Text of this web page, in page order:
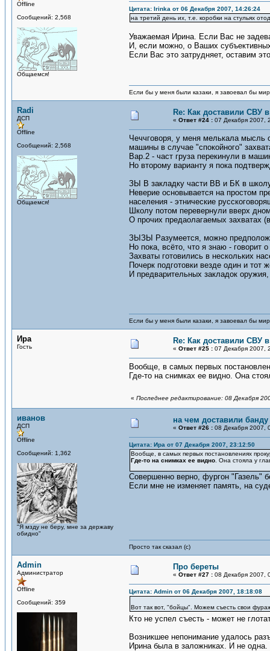
Offline
Сообщений: 2,568
Общаемся!
Цитата: Irinka от 06 Декабря 2007, 14:26:24
на третий день их, т.е. коробки на стульях
Уважаемая Ирина. Если Вас не
И, если можно, о Ваших
Если Вас это затрудняет, оставим
Если бы у меня были казаки, я завоевал бы
Radi
ДСП
Offline
Сообщений: 2,568
Общаемся!
Re: Как доставили СВУ
« Ответ #24 : 07 Декабря 2007,
Чеччговоря, у меня мелькала мысль
машины в случае "спокойного"
Вар.2 - част груза перекинули в
Но второму варианту я пока
ЗЫ В закладку части ВВ и БК в
Неверие основывается на простом
населения - этнические
Школу потом перевернули вверх
О прочих предаолагаемых захватах
ЗЫЗЫ Разумеется, можно
Но пока, всёто, что я знаю - говорит
Захваты готовились в нескольких
Почерк подготовки везде один и
И предварительных закладок
Если бы у меня были казаки, я завоевал бы
Ира
Гость
Re: Как доставили СВУ
« Ответ #25 : 07 Декабря 2007,
Вообще, в самых первых
Где-то на снимках ее видно. Она
« Последнее редактирование: 08 Декабря
иванов
ДСП
Offline
Сообщений: 1,362
"Я мзду не беру, мне за державу
обидно"
на чем доставили банду
« Ответ #26 : 08 Декабря 2007,
Цитата: Ира от 07 Декабря 2007, 23:12:50
Вообще, в самых первых постановлениях
Где-то на снимках ее видно . Она стояла у
Совершенно верно, фургон "Газель"
Если мне не изменяет память, на
Просто так сказал (с)
Admin
Администратор
Offline
Сообщений: 359
Про береты
« Ответ #27 : 08 Декабря 2007,
Цитата: Admin от 06 Декабря 2007, 18:18:08
Вот так вот, "бойцы". Можем съесть свои
Кто не успел съесть - может не
Возникшее непонимание удалось
Ирина была в заложниках. И не